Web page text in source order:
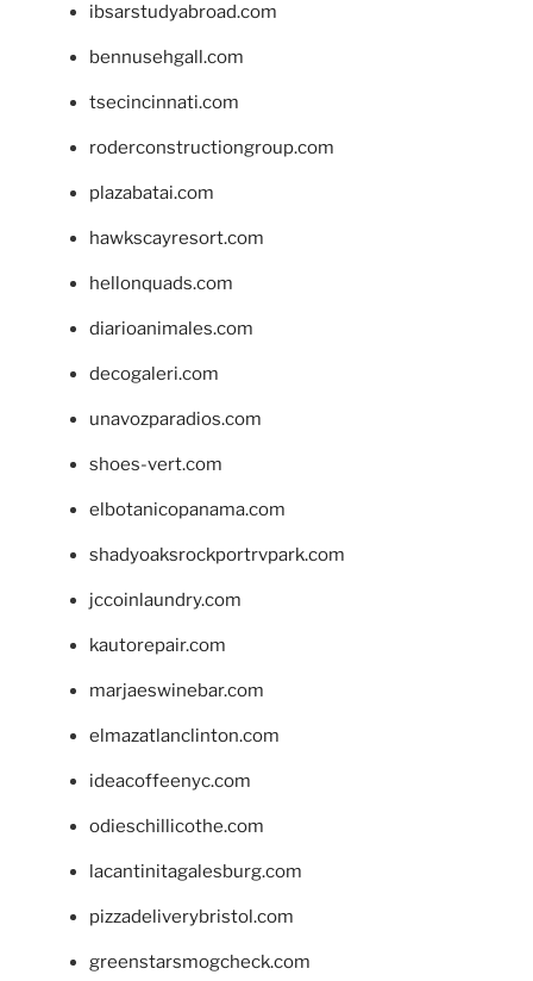
ibsarstudyabroad.com
bennusehgall.com
tsecincinnati.com
roderconstructiongroup.com
plazabatai.com
hawkscayresort.com
hellonquads.com
diarioanimales.com
decogaleri.com
unavozparadios.com
shoes-vert.com
elbotanicopanama.com
shadyoaksrockportrvpark.com
jccoinlaundry.com
kautorepair.com
marjaeswinebar.com
elmazatlanclinton.com
ideacoffeenyc.com
odieschillicothe.com
lacantinitagalesburg.com
pizzadeliverybristol.com
greenstarsmogcheck.com